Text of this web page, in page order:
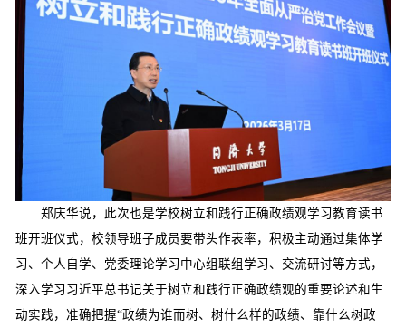
郑庆华说，此次也是学校树立和践行正确政绩观学习教育读书
班开班仪式，校领导班子成员要带头作表率，积极主动通过集体学
习、个人自学、党委理论学习中心组联组学习、交流研讨等方式，
深入学习习近平总书记关于树立和践行正确政绩观的重要论述和生
动实践，准确把握“政绩为谁而树、树什么样的政绩、靠什么树政